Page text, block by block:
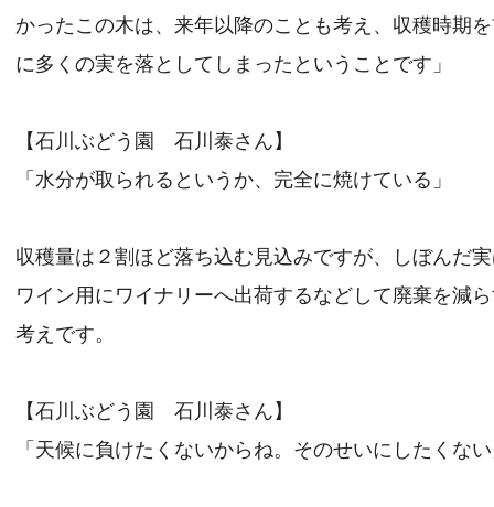
かったこの木は、来年以降のことも考え、収穫時期
に多くの実を落としてしまったということです」
【石川ぶどう園 石川泰さん】
「水分が取られるというか、完全に焼けている」
収穫量は２割ほど落ち込む見込みですが、しぼんだ
ワイン用にワイナリーへ出荷するなどして廃棄を減
考えです。
【石川ぶどう園 石川泰さん】
「天候に負けたくないからね。そのせいにしたくな